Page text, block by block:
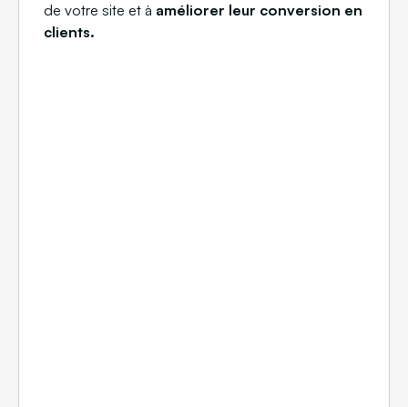
de votre site et à améliorer leur conversion en
clients.